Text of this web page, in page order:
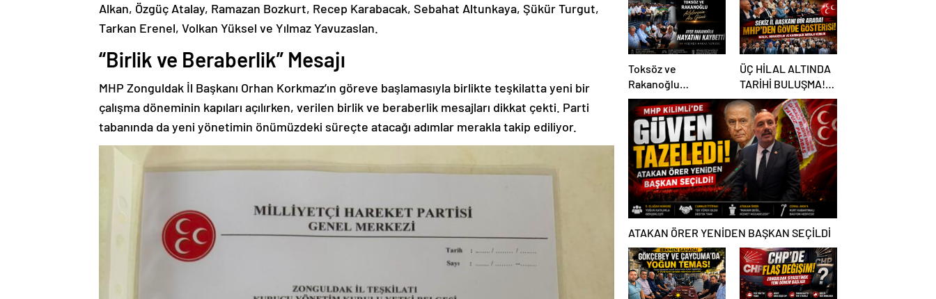
Alkan, Özgüç Atalay, Ramazan Bozkurt, Recep Karabacak, Sebahat Altunkaya, Şükür Turgut,
Tarkan Erenel, Volkan Yüksel ve Yılmaz Yavuzaslan.
“Birlik ve Beraberlik” Mesajı
MHP Zonguldak İl Başkanı Orhan Korkmaz’ın göreve başlamasıyla birlikte teşkilatta yeni bir
çalışma döneminin kapıları açılırken, verilen birlik ve beraberlik mesajları dikkat çekti. Parti
tabanında da yeni yönetimin önümüzdeki süreçte atacağı adımlar merakla takip ediliyor.
Toksöz ve
Rakanoğlu
Ailelerinin Acı Günü
ÜÇ HİLAL ALTINDA
TARİHİ BULUŞMA!
SEKİZ İL BAŞKANI
BİR ARADA
ATAKAN ÖRER YENİDEN BAŞKAN SEÇİLDİ